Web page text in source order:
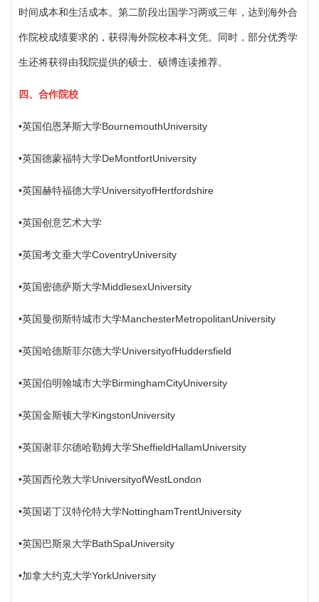
时间成本和生活成本。第二阶段出国学习两或三年，达到海外合
作院校成绩要求的，获得海外院校本科文凭。同时，部分优秀学
生还将获得由我院提供的硕士、硕博连读推荐。
四、合作院校
•英国伯恩茅斯大学BournemouthUniversity
•英国德蒙福特大学DeMontfortUniversity
•英国赫特福德大学UniversityofHertfordshire
•英国创意艺术大学
•英国考文垂大学CoventryUniversity
•英国密德萨斯大学MiddlesexUniversity
•英国曼彻斯特城市大学ManchesterMetropolitanUniversity
•英国哈德斯菲尔德大学UniversityofHuddersfield
•英国伯明翰城市大学BirminghamCityUniversity
•英国金斯顿大学KingstonUniversity
•英国谢菲尔德哈勒姆大学SheffieldHallamUniversity
•英国西伦敦大学UniversityofWestLondon
•英国诺丁汉特伦特大学NottinghamTrentUniversity
•英国巴斯泉大学BathSpaUniversity
•加拿大约克大学YorkUniversity